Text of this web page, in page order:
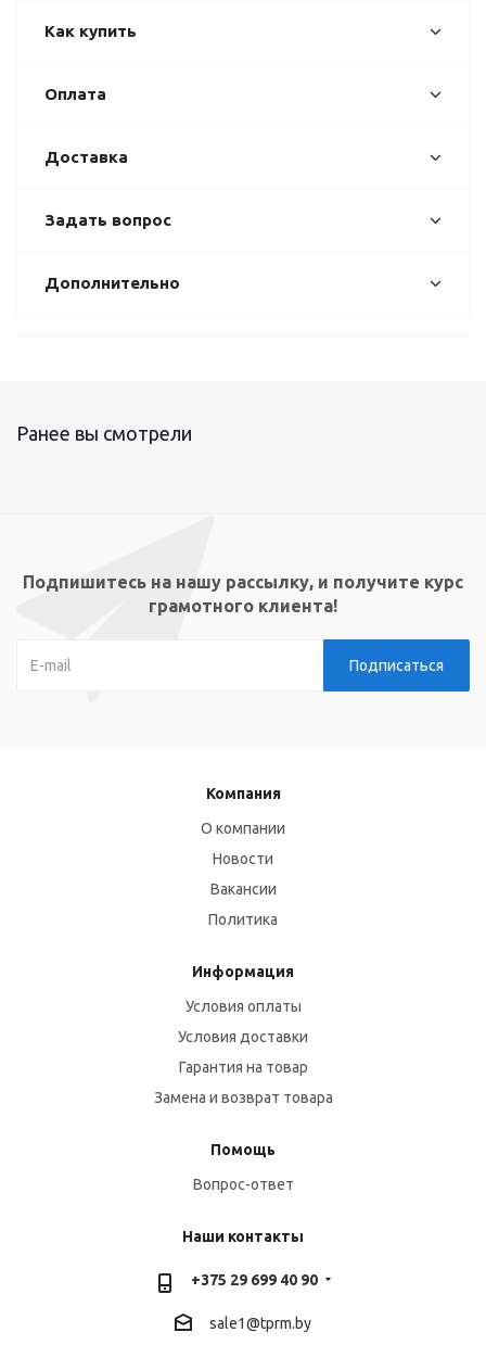
Как купить
Оплата
Доставка
Задать вопрос
Дополнительно
Ранее вы смотрели
Подпишитесь на нашу рассылку, и получите курс
грамотного клиента!
Компания
О компании
Новости
Вакансии
Политика
Информация
Условия оплаты
Условия доставки
Гарантия на товар
Замена и возврат товара
Помощь
Вопрос-ответ
Наши контакты
+375 29 699 40 90
sale1@tprm.by